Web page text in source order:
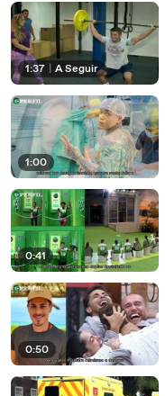
1:37 A Seguir
1:00
0:41
0:50